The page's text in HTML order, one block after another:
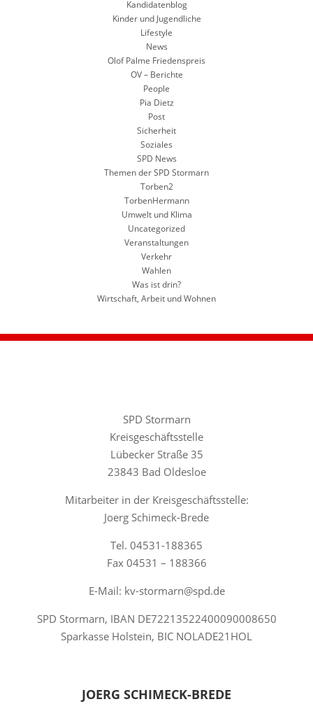
Kandidatenblog
Kinder und Jugendliche
Lifestyle
News
Olof Palme Friedenspreis
OV – Berichte
People
Pia Dietz
Post
Sicherheit
Soziales
SPD News
Themen der SPD Stormarn
Torben2
TorbenHermann
Umwelt und Klima
Uncategorized
Veranstaltungen
Verkehr
Wahlen
Was ist drin?
Wirtschaft, Arbeit und Wohnen
SPD Stormarn
Kreisgeschäftsstelle
Lübecker Straße 35
23843 Bad Oldesloe
Mitarbeiter in der Kreisgeschäftsstelle:
Joerg Schimeck-Brede
Tel. 04531-188365
Fax 04531 – 188366
E-Mail: kv-stormarn@spd.de
SPD Stormarn, IBAN DE72213522400090008650
Sparkasse Holstein, BIC NOLADE21HOL
JOERG SCHIMECK-BREDE